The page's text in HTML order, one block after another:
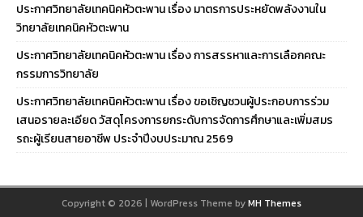
ประกาศวิทยาลัยเทคนิคหัวตะพาน เรื่อง มาตรการประหยัดพลังงานใน
วิทยาลัยเทคนิคหัวตะพาน
ประกาศวิทยาลัยเทคนิคหัวตะพาน เรื่อง การสรรหาและการเลือกคณะ
กรรมการวิทยาลัย
ประกาศวิทยาลัยเทคนิคหัวตะพาน เรื่อง ขอเชิญชวนผู้ประกอบการร่วม
เสนอรายละเอียด วัสดุโครงการยกระดับการจัดการศึกษาและเพิ่มสมร
รถะผู้เรียนสายอาชีพ ประจำปีงบประมาณ 2569
Copyright © 2026 | WordPress Theme byMH Themes